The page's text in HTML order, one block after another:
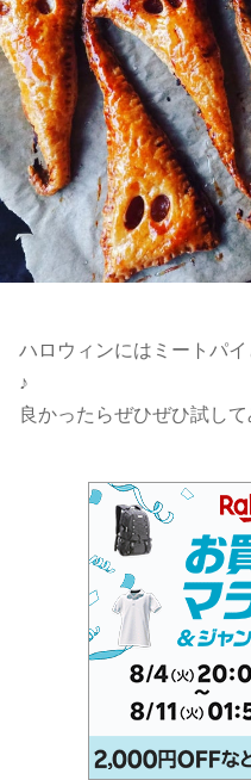
ハロウィンにはミートパ
♪
良かったらぜひぜひ試し